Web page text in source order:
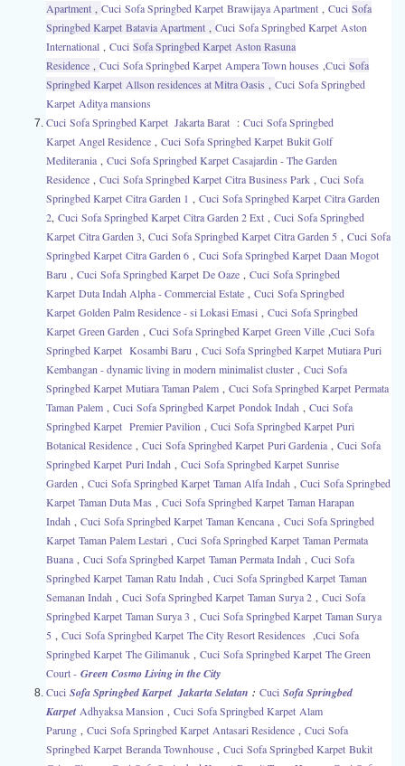
Apartment
Cuci Sofa Springbed Karpet Brawijaya Apartment , Cuci Sofa
Springbed Karpet Batavia Apartment
Cuci Sofa Springbed Karpet Aston
International , Cuci Sofa Springbed Karpet Aston Rasuna
Residence
Cuci Sofa Springbed Karpet Ampera Town houses ,Cuci Sofa
Springbed Karpet Allson residences at Mitra Oasis
Cuci Sofa Springbed
Karpet Aditya mansions
Cuci Sofa Springbed Karpet Jakarta Barat : Cuci Sofa Springbed
Karpet Angel Residence , Cuci Sofa Springbed Karpet Bukit Golf
Mediterania , Cuci Sofa Springbed Karpet Casajardin - The Garden
Residence , Cuci Sofa Springbed Karpet Citra Business Park , Cuci Sofa
Springbed Karpet Citra Garden 1 , Cuci Sofa Springbed Karpet Citra Garden
2, Cuci Sofa Springbed Karpet Citra Garden 2 Ext , Cuci Sofa Springbed
Karpet Citra Garden 3, Cuci Sofa Springbed Karpet Citra Garden 5 , Cuci Sofa
Springbed Karpet Citra Garden 6 , Cuci Sofa Springbed Karpet Daan Mogot
Baru , Cuci Sofa Springbed Karpet De Oaze , Cuci Sofa Springbed
Karpet Duta Indah Alpha - Commercial Estate , Cuci Sofa Springbed
Karpet Golden Palm Residence - si Lokasi Emasi , Cuci Sofa Springbed
Karpet Green Garden , Cuci Sofa Springbed Karpet Green Ville ,Cuci Sofa
Springbed Karpet Kosambi Baru , Cuci Sofa Springbed Karpet Mutiara Puri
Kembangan - dynamic living in modern minimalist cluster , Cuci Sofa
Springbed Karpet Mutiara Taman Palem , Cuci Sofa Springbed Karpet Permata
Taman Palem , Cuci Sofa Springbed Karpet Pondok Indah , Cuci Sofa
Springbed Karpet Premier Pavilion , Cuci Sofa Springbed Karpet Puri
Botanical Residence , Cuci Sofa Springbed Karpet Puri Gardenia , Cuci Sofa
Springbed Karpet Puri Indah , Cuci Sofa Springbed Karpet Sunrise
Garden , Cuci Sofa Springbed Karpet Taman Alfa Indah , Cuci Sofa Springbed
Karpet Taman Duta Mas , Cuci Sofa Springbed Karpet Taman Harapan
Indah , Cuci Sofa Springbed Karpet Taman Kencana , Cuci Sofa Springbed
Karpet Taman Palem Lestari , Cuci Sofa Springbed Karpet Taman Permata
Buana , Cuci Sofa Springbed Karpet Taman Permata Indah , Cuci Sofa
Springbed Karpet Taman Ratu Indah , Cuci Sofa Springbed Karpet Taman
Semanan Indah , Cuci Sofa Springbed Karpet Taman Surya 2 , Cuci Sofa
Springbed Karpet Taman Surya 3 , Cuci Sofa Springbed Karpet Taman Surya
5 , Cuci Sofa Springbed Karpet The City Resort Residences ,Cuci Sofa
Springbed Karpet The Gilimanuk , Cuci Sofa Springbed Karpet The Green
Court - Green Cosmo Living in the City
Cuci Sofa Springbed Karpet Jakarta Selatan : Cuci Sofa Springbed
Karpet Adhyaksa Mansion , Cuci Sofa Springbed Karpet Alam
Parung , Cuci Sofa Springbed Karpet Antasari Residence , Cuci Sofa
Springbed Karpet Beranda Townhouse , Cuci Sofa Springbed Karpet Bukit